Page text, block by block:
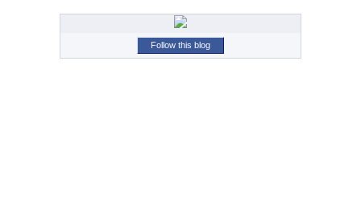
Follow this blog